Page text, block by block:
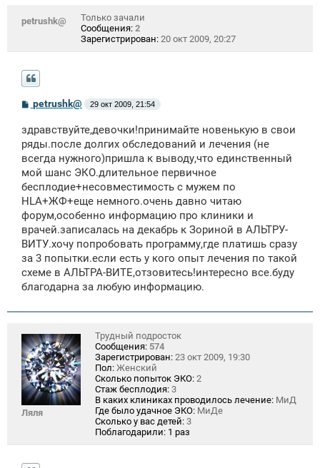
petrushk@
Только зачали
Сообщения: 2
Зарегистрирован: 20 окт 2009, 20:27
С
о
б
щ
е
н
и
petrushk@ 29 окт 2009, 21:54
здравствуйте,девочки!принимайте новенькую в свои
ряды.после долгих обследований и лечения (не
всегда нужного)пришла к выводу,что единственный
мой шанс ЭКО.длительное первичное
бесплодие+несовместимость с мужем по
HLA+ЖФ+еще немного.очень давно читаю
форум,особенно информацию про клиники и
врачей.записалась на декабрь к Зориной в АЛЬТРУ-
ВИТУ.хочу попробовать программу,где платишь сразу
за 3 попытки.если есть у кого опыт лечения по такой
схеме в АЛЬТРА-ВИТЕ,отзовитесь!интересно все.буду
благодарна за любую информацию.
Ляля
Трудный подросток
Сообщения: 574
Зарегистрирован: 23 окт 2009, 19:30
Пол: Женский
Сколько попыток ЭКО: 2
Стаж бесплодия: 3
В каких клиниках проводилось лечение: МиД
Где было удачное ЭКО: МиДе
Сколько у вас детей: 3
Поблагодарили: 1 раз